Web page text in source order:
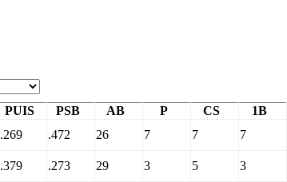
PUIS PSB AB P CS 1B
.269 .472 26 7 7 7
.379 .273 29 3 5 3